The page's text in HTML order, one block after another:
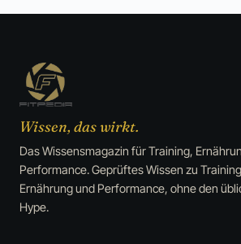
Wissen, das wirkt.
Das Wissensmagazin für Training,
Performance. Geprüftes Wissen zu
Ernährung und Performance, ohne den
Hype.